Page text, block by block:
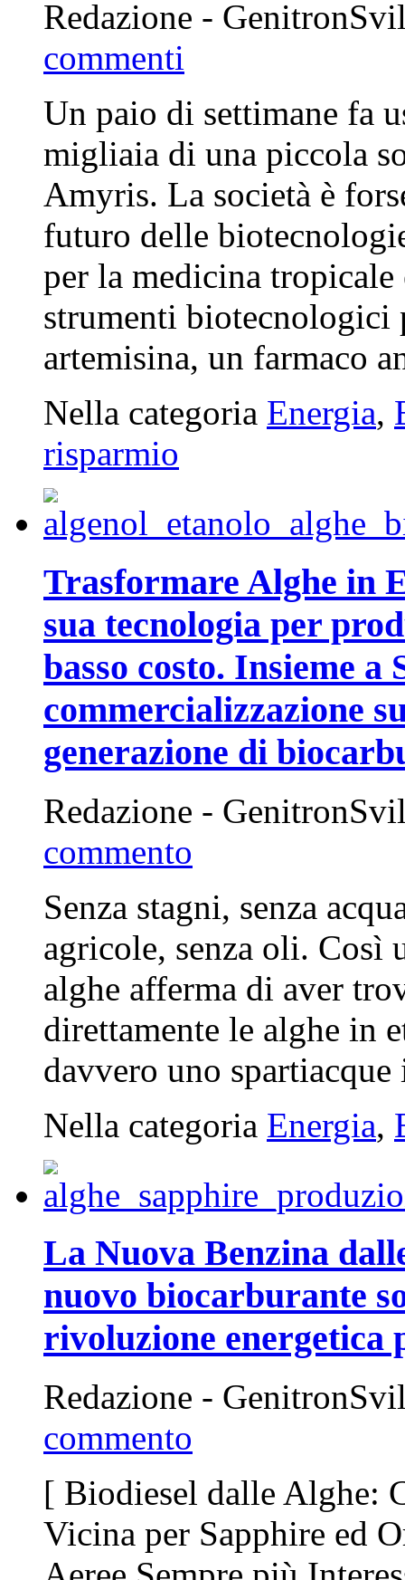
Redazione -
commenti
Un paio di settimane fa
migliaia di una piccola
Amyris. La società è
futuro delle
per la medicina
strumenti biotecnologici
artemisina, un farmaco
Nella categoria Energia,
risparmio
Trasformare Alghe in
sua tecnologia per
basso costo. Insieme a
commercializzazione
generazione di
Redazione -
commento
Senza stagni, senza
agricole, senza oli. Così
alghe afferma di aver
direttamente le alghe in
davvero uno
Nella categoria Energia,
La Nuova Benzina
nuovo biocarburante
rivoluzione energetica
Redazione -
commento
[ Biodiesel dalle Alghe:
Vicina per Sapphire ed